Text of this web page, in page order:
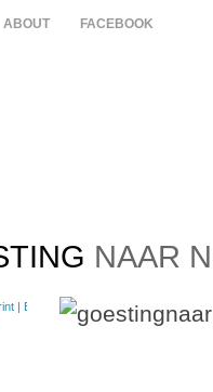
ABOUT FACEBOOK
NAAR
| E-